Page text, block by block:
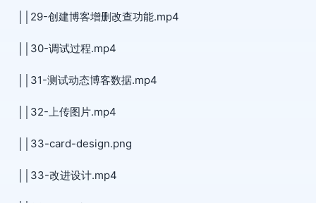
││29-创建博客增删改查功能.mp4
││30-调试过程.mp4
││31-测试动态博客数据.mp4
││32-上传图片.mp4
││33-card-design.png
││33-改进设计.mp4